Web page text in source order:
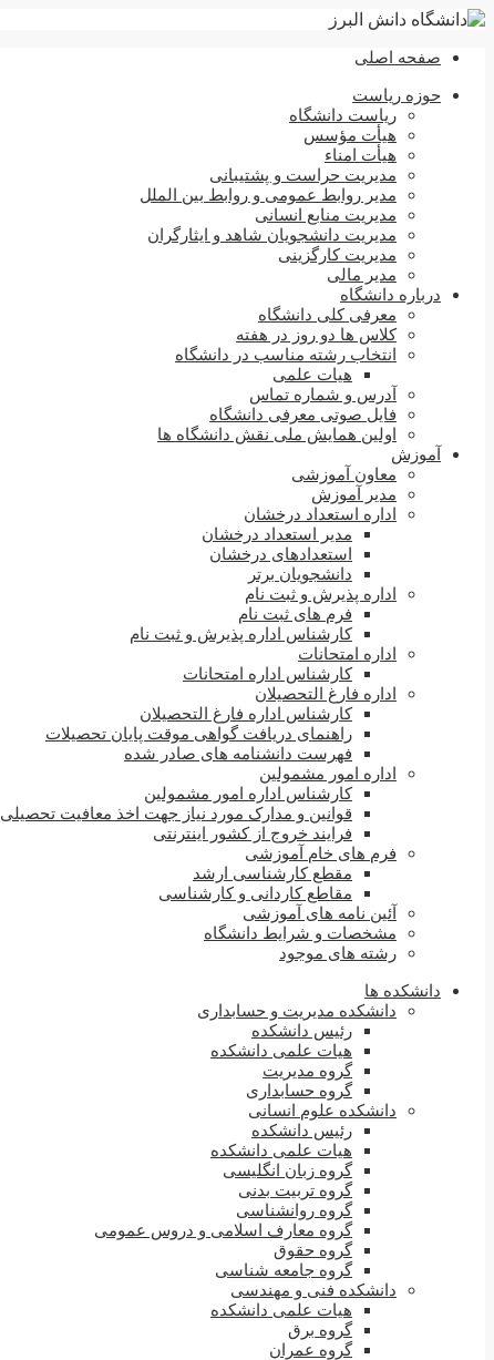
صفحه اصلی
حوزه ریاست
ریاست دانشگاه
هیأت مؤسس
هیأت امناء
مدیریت حراست و پشتیبانی
مدیر روابط عمومی و روابط بین الملل
مدیریت منابع انسانی
مدیریت دانشجویان شاهد و ایثارگران
مدیریت کارگزینی
مدیر مالی
درباره دانشگاه
معرفی کلی دانشگاه
کلاس ها دو روز در هفته
انتخاب رشته مناسب در دانشگاه
هیات علمی
آدرس و شماره تماس
فایل صوتی معرفی دانشگاه
اولین همایش ملی نقش دانشگاه ها
آموزش
معاون آموزشی
مدیر آموزش
اداره استعداد درخشان
مدیر استعداد درخشان
استعدادهای درخشان
دانشجویان برتر
اداره پذیرش و ثبت نام
فرم های ثبت نام
کارشناس اداره پذیرش و ثبت نام
اداره امتحانات
کارشناس اداره امتحانات
اداره فارغ التحصیلان
کارشناس اداره فارغ التحصیلان
راهنمای دریافت گواهی موقت پایان تحصیلات
فهرست دانشنامه های صادر شده
اداره امور مشمولین
کارشناس اداره امور مشمولین
قوانین و مدارک مورد نیاز جهت اخذ معافیت تحصیلی
فرایند خروج از کشور اینترنتی
فرم های خام آموزشی
مقطع کارشناسی ارشد
مقاطع کاردانی و کارشناسی
آئین نامه های آموزشی
مشخصات و شرایط دانشگاه
رشته های موجود
دانشکده ها
دانشکده مدیریت و حسابداری
رئیس دانشکده
هیات علمی دانشکده
گروه مدیریت
گروه حسابداری
دانشکده علوم انسانی
رئیس دانشکده
هیات علمی دانشکده
گروه زبان انگلیسی
گروه تربیت بدنی
گروه روانشناسی
گروه معارف اسلامی و دروس عمومی
گروه حقوق
گروه جامعه شناسی
دانشکده فنی و مهندسی
هیات علمی دانشکده
گروه برق
گروه عمران